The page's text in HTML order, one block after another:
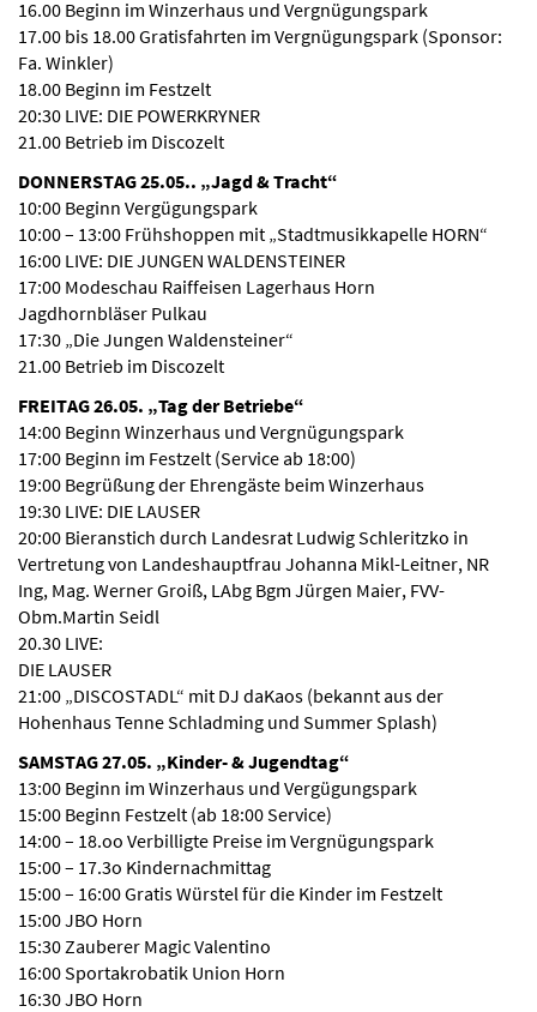
16.00 Beginn im Winzerhaus und Vergnügungspark
17.00 bis 18.00 Gratisfahrten im Vergnügungspark (Sponsor:
Fa. Winkler)
18.00 Beginn im Festzelt
20:30 LIVE: DIE POWERKRYNER
21.00 Betrieb im Discozelt
DONNERSTAG 25.05.. „Jagd & Tracht“
10:00 Beginn Vergügungspark
10:00 – 13:00 Frühshoppen mit „Stadtmusikkapelle HORN“
16:00 LIVE: DIE JUNGEN WALDENSTEINER
17:00 Modeschau Raiffeisen Lagerhaus Horn
Jagdhornbläser Pulkau
17:30 „Die Jungen Waldensteiner“
21.00 Betrieb im Discozelt
FREITAG 26.05. „Tag der Betriebe“
14:00 Beginn Winzerhaus und Vergnügungspark
17:00 Beginn im Festzelt (Service ab 18:00)
19:00 Begrüßung der Ehrengäste beim Winzerhaus
19:30 LIVE: DIE LAUSER
20:00 Bieranstich durch Landesrat Ludwig Schleritzko in
Vertretung von Landeshauptfrau Johanna Mikl-Leitner, NR
Ing, Mag. Werner Groiß, LAbg Bgm Jürgen Maier, FVV-
Obm.Martin Seidl
20.30 LIVE:
DIE LAUSER
21:00 „DISCOSTADL“ mit DJ daKaos (bekannt aus der
Hohenhaus Tenne Schladming und Summer Splash)
SAMSTAG 27.05. „Kinder- & Jugendtag“
13:00 Beginn im Winzerhaus und Vergügungspark
15:00 Beginn Festzelt (ab 18:00 Service)
14:00 – 18.oo Verbilligte Preise im Vergnügungspark
15:00 – 17.3o Kindernachmittag
15:00 – 16:00 Gratis Würstel für die Kinder im Festzelt
15:00 JBO Horn
15:30 Zauberer Magic Valentino
16:00 Sportakrobatik Union Horn
16:30 JBO Horn